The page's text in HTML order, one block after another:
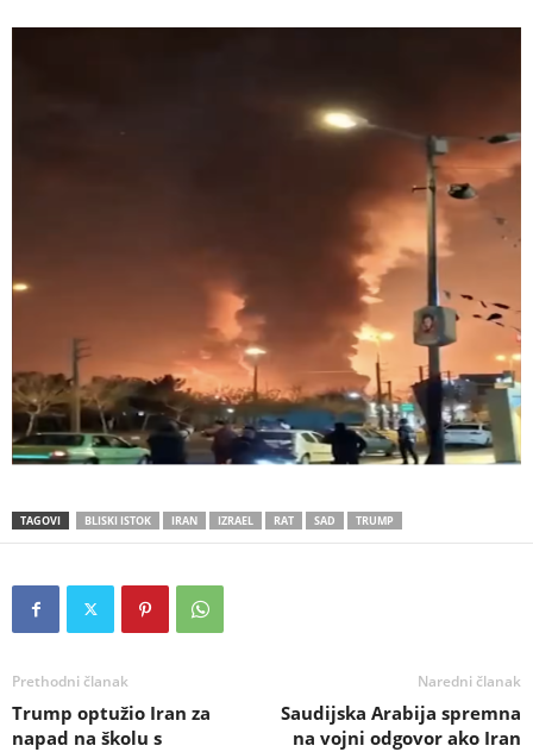
TAGOVI BLISKI ISTOK IRAN IZRAEL RAT SAD TRUMP
Prethodni članak
Trump optužio Iran za
napad na školu s
Naredni članak
Saudijska Arabija spremna
na vojni odgovor ako Iran